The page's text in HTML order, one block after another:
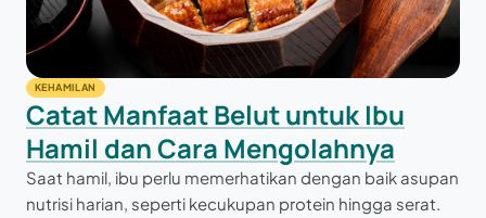
KEHAMILAN
Catat Manfaat Belut untuk Ibu
Hamil dan Cara Mengolahnya
Saat hamil, ibu perlu memerhatikan dengan baik asupan
nutrisi harian, seperti kecukupan protein hingga serat.